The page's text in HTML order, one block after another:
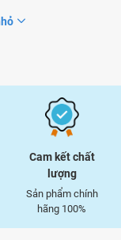
Cam kết chất
lượng
Sản phẩm chính
hãng 100%